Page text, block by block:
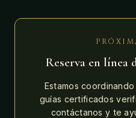
Reserva en
Estamos
guías certificados
contáctanos y te